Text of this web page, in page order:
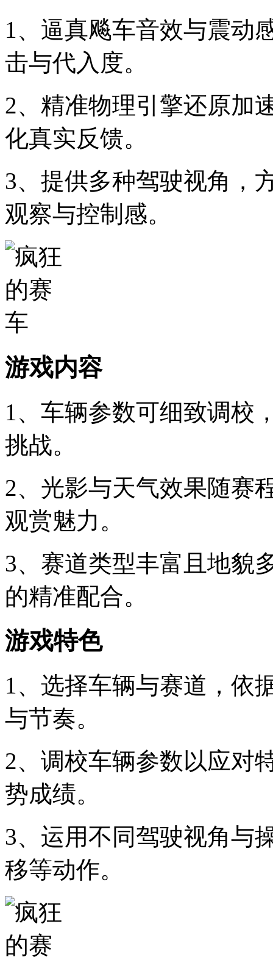
1、逼真飚车音效与震动
击与代入度。
2、精准物理引擎还原加
化真实反馈。
3、提供多种驾驶视角，
观察与控制感。
游戏内容
1、车辆参数可细致调校
挑战。
2、光影与天气效果随赛
观赏魅力。
3、赛道类型丰富且地貌
的精准配合。
游戏特色
1、选择车辆与赛道，依
与节奏。
2、调校车辆参数以应对
势成绩。
3、运用不同驾驶视角与
移等动作。